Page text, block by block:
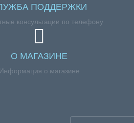
ПОДДЕРЖКИ
консультации по телефону
О МАГАЗИНЕ
Информация о магазине